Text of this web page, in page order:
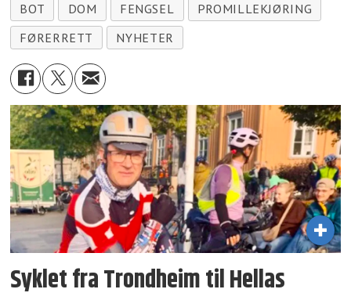
BOT DOM FENGSEL
PROMILLEKJØRING
FØRERRETT
NYHETER
Syklet fra Trondheim til Hellas